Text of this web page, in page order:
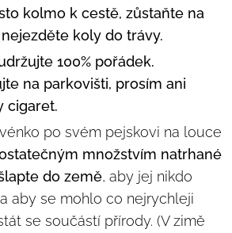
kolmo k cestě, zůstaňte na
koly do trávy.
100% pořádek.
na parkovišti, prosím ani
cigaret.
po svém pejskovi na louce
množstvím natrhané
do země, aby jej nikdo
aby se mohlo co nejrychleji
se součástí přírody. (V zimě